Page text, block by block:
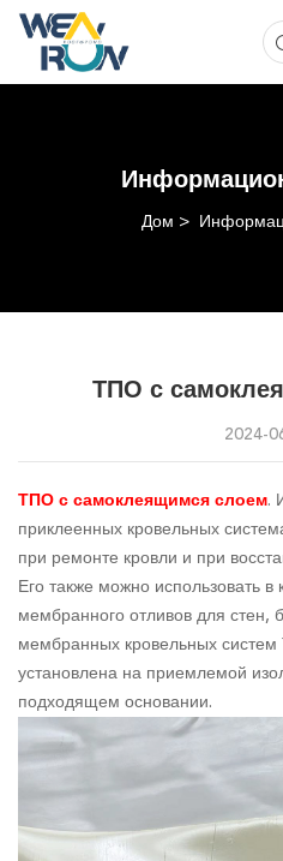
Дом
ТПО с
2024-
ТПО с самоклеящимся слоем.
приклеенных кровельных
при ремонте кровли и при
Его также можно использовать в
мембранного отливов для стен,
мембранных кровельных
установлена на приемлемой
подходящем основании.